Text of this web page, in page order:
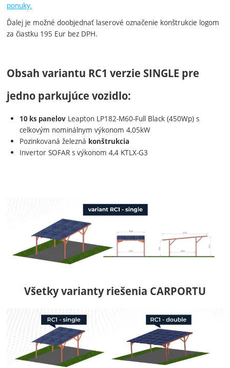
ponuky.
Ďalej je možné doobjednať laserové označenie konštrukcie logom
za čiastku 195 Eur bez DPH.
Obsah variantu RC1 verzie SINGLE pre
jedno parkujúce vozidlo:
10 ks panelov Leapton LP182-M60-Full Black (450Wp) s
celkovým nominálnym výkonom 4,05kW
Pozinkovaná železná konštrukcia
Invertor SOFAR s výkonom 4,4 KTLX-G3
Všetky varianty riešenia CARPORTU